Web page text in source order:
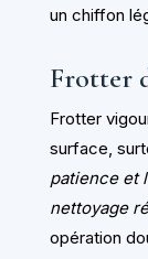
un chiffon
Frotter
Frotter
surface,
patience et
nettoyage
opération